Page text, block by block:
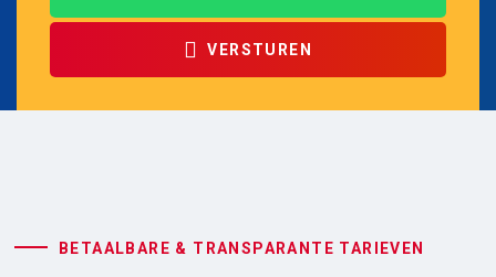
VERSTUREN
BETAALBARE & TRANSPARANTE TARIEVEN